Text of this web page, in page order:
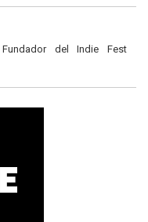
del Indie Fest